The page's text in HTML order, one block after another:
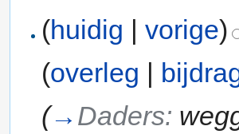
(huidig |vorige)
(overleg |
(→ Daders: